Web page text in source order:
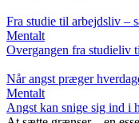
Fra studie til arbejdsliv –
Mentalt
Overgangen fra studieliv
Når angst præger
Mentalt
Angst kan snige sig ind i